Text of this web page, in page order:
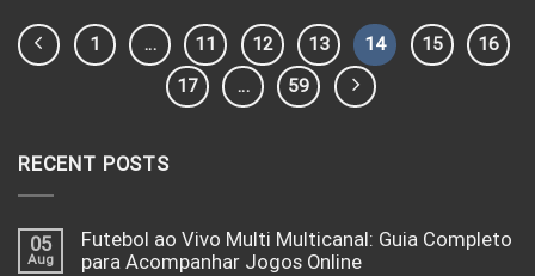
1 … 11 12 13 14 15
16
17
… 59
RECENT POSTS
05
Aug
Futebol ao Vivo Multi Multicanal: Guia Completo
para Acompanhar Jogos Online